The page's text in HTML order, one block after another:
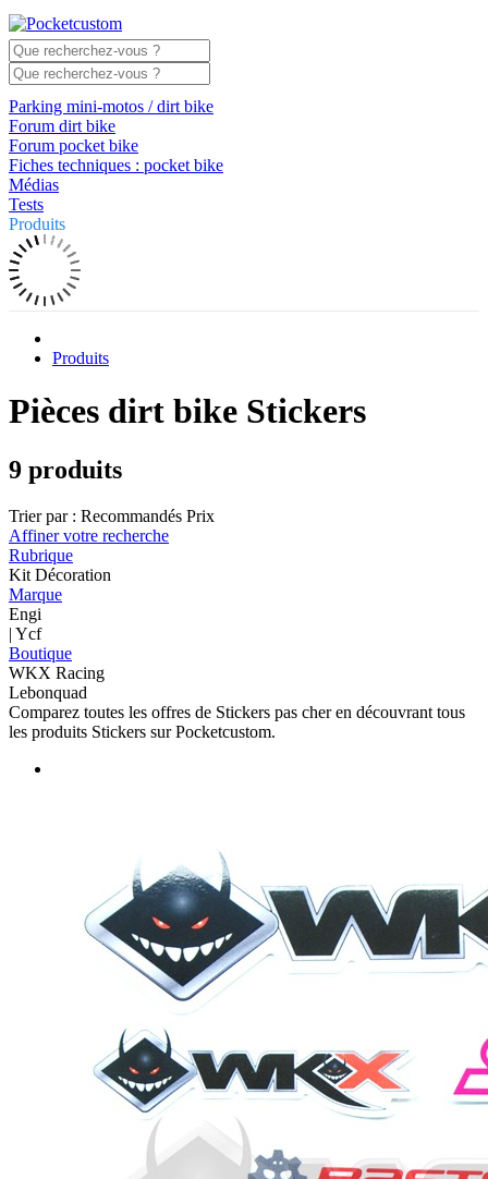
Parking mini-motos / dirt bike
Forum dirt bike
Forum pocket bike
Fiches techniques : pocket bike
Médias
Tests
Produits
Produits
Pièces dirt bike Stickers
9 produits
Trier par : Recommandés Prix
Affiner votre recherche
Rubrique
Kit Décoration
Marque
Engi
| Ycf
Boutique
WKX Racing
Lebonquad
Comparez toutes les offres de Stickers pas cher en découvrant tous
les produits Stickers sur Pocketcustom.